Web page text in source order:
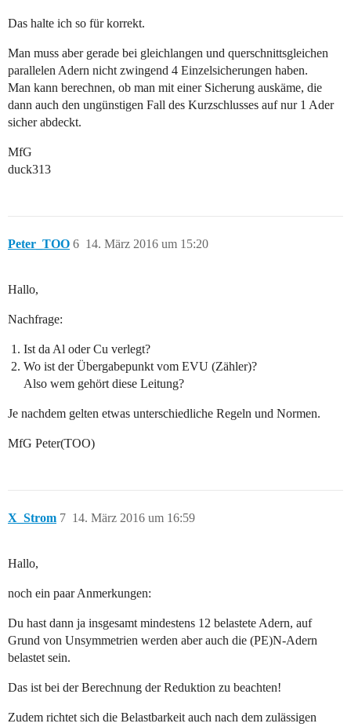
Das halte ich so für korrekt.
Man muss aber gerade bei gleichlangen und querschnittsgleichen
parallelen Adern nicht zwingend 4 Einzelsicherungen haben.
Man kann berechnen, ob man mit einer Sicherung auskäme, die
dann auch den ungünstigen Fall des Kurzschlusses auf nur 1 Ader
sicher abdeckt.
MfG
duck313
Peter_TOO 14. März 2016 um 15:20
6
Hallo,
Nachfrage:
Ist da Al oder Cu verlegt?
Wo ist der Übergabepunkt vom EVU (Zähler)?
Also wem gehört diese Leitung?
Je nachdem gelten etwas unterschiedliche Regeln und Normen.
MfG Peter(TOO)
X_Strom 14. März 2016 um 16:59
7
Hallo,
noch ein paar Anmerkungen:
Du hast dann ja insgesamt mindestens 12 belastete Adern, auf
Grund von Unsymmetrien werden aber auch die (PE)N-Adern
belastet sein.
Das ist bei der Berechnung der Reduktion zu beachten!
Zudem richtet sich die Belastbarkeit auch nach dem zulässigen